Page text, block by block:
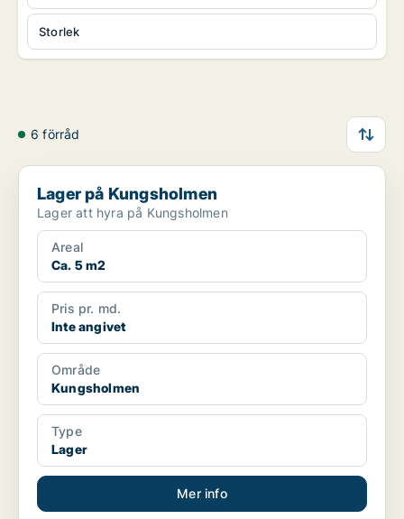
Storlek
6 förråd
Lager på Kungsholmen
Lager på Kungsholmen
Lager att hyra på Kungsholmen
Areal
Ca. 5 m2
Pris pr. md.
Inte angivet
Område
Kungsholmen
Type
Lager
Mer info